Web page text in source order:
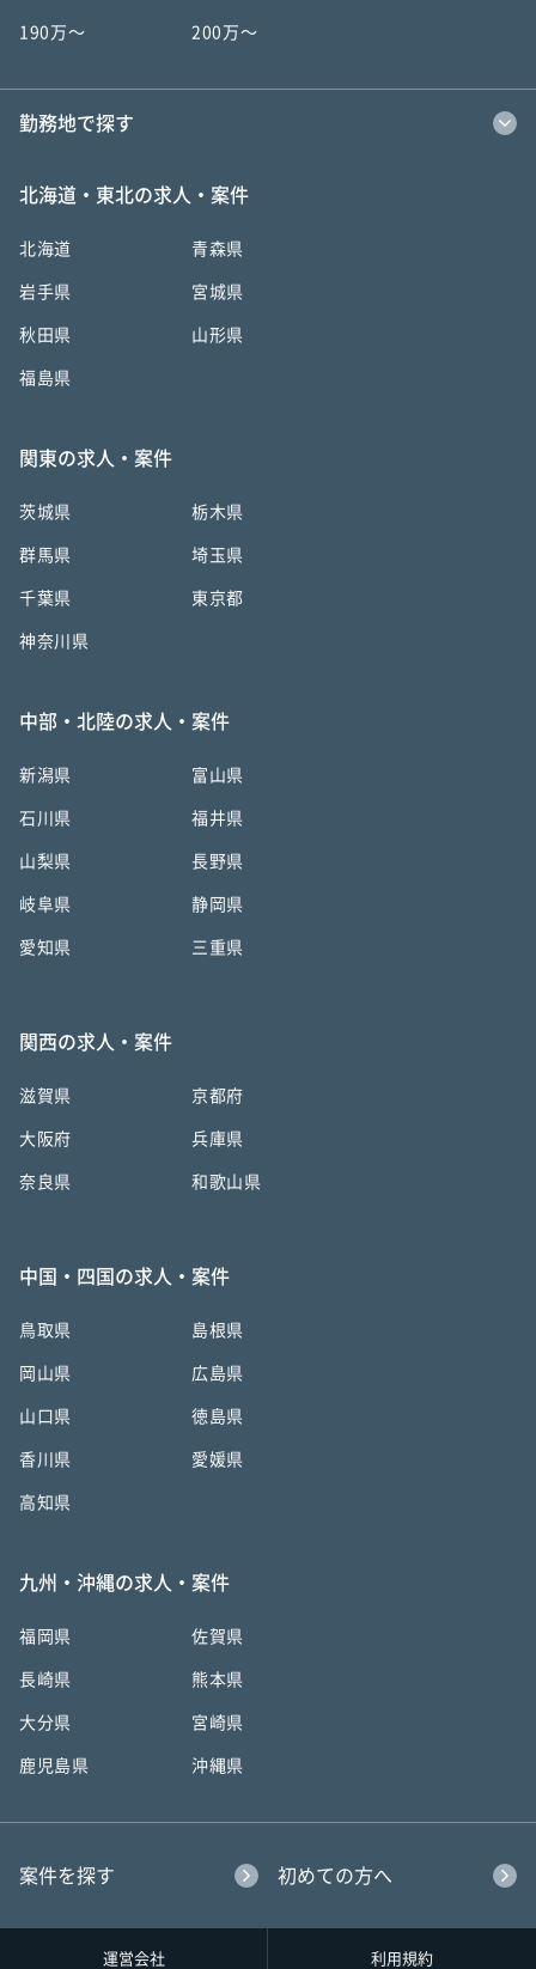
190万〜 200万〜
勤務地で探す
北海道・東北の求人・案件
北海道 青森県
岩手県 宮城県
秋田県 山形県
福島県
関東の求人・案件
茨城県 栃木県
群馬県 埼玉県
千葉県 東京都
神奈川県
中部・北陸の求人・案件
新潟県 富山県
石川県 福井県
山梨県 長野県
岐阜県 静岡県
愛知県 三重県
関西の求人・案件
滋賀県 京都府
大阪府 兵庫県
奈良県 和歌山県
中国・四国の求人・案件
鳥取県 島根県
岡山県 広島県
山口県 徳島県
香川県 愛媛県
高知県
九州・沖縄の求人・案件
福岡県 佐賀県
長崎県 熊本県
大分県 宮崎県
鹿児島県 沖縄県
案件を探す 初めての方へ
運営会社 利用規約